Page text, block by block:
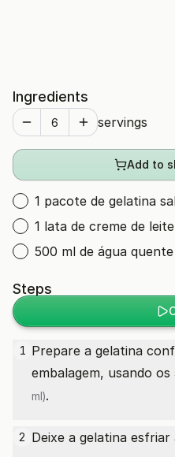
Ingredients
servings
Add to
1 pacote de gelatina
1 lata de creme de leite
500 ml de água quente
Steps
1 Prepare a gelatina
embalagem, usando os
ml).
2 Deixe a gelatina